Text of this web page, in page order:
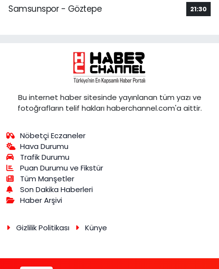
Samsunspor - Göztepe
21:30
Bu internet haber sitesinde yayınlanan tüm yazı ve
fotoğrafların telif hakları haberchannel.com'a aittir.
Nöbetçi Eczaneler
Hava Durumu
Trafik Durumu
Puan Durumu ve Fikstür
Tüm Manşetler
Son Dakika Haberleri
Haber Arşivi
Gizlilik Politikası Künye